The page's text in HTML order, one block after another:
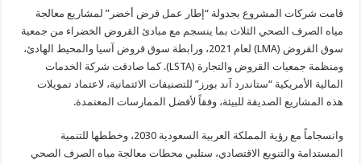
قامت شركات المشروع بجدولة “إطار عمل قرض أخضر” لمشاريع معالجة
مياه الصرف الصحي الثلاث بما ينسجم مع مبادئ القروض الخضراء من جمعية
سوق القروض (LMA) لعام 2021، ورابطة سوق قروض آسيا والمحيط الهادئ،
ومنظمة جمعيات القروض والتجارة (LSTA). كما صادقت شركة الخدمات
المالية الأمريكية “ستاندرد آند بورز” للتصنيفات الائتمانية، لاعتماد تمويلات
هذه المشاريع الصديقة للبيئة، وفقاً لأفضل الممارسات المعتمدة.
وانسجاماً مع رؤية المملكة العربية السعودية 2030، وخططها للتنمية
المستدامة والتنويع الاقتصادي، ستلبي محطات معالجة مياه الصرف الصحي